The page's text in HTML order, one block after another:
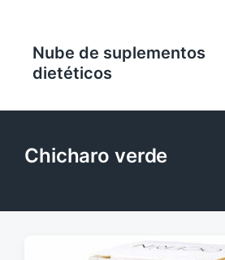
Nube de suplementos
dietéticos
Chicharo verde